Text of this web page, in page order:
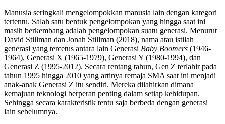
Manusia seringkali mengelompokkan manusia lain dengan kategori
tertentu. Salah satu bentuk pengelompokan yang hingga saat ini
masih berkembang adalah pengelompokan suatu generasi. Menurut
David Stillman dan Jonah Stillman (2018), nama atau istilah
generasi yang tercetus antara lain Generasi Baby Boomers (1946-
1964), Generasi X (1965-1979), Generasi Y (1980-1994), dan
Generasi Z (1995-2012). Secara rentang tahun, Gen Z terlahir pada
tahun 1995 hingga 2010 yang artinya remaja SMA saat ini menjadi
anak-anak Generasi Z itu sendiri. Mereka dilahirkan dimana
kemajuan teknologi berperan penting dalam setiap kehidupan.
Sehingga secara karakteristik tentu saja berbeda dengan generasi
lain sebelumnya.